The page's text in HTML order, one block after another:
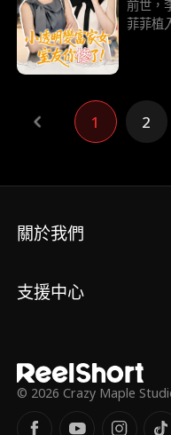
書……
前世，
菲菲植
果，受
1 2
關於我們
支援中心
© 2026 Crazy Maple